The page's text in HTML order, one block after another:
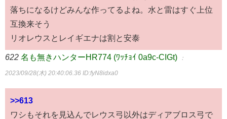
落ちになるけどみんな作ってるよね。水と雷はすぐ上位
互換来そう
リオレウスとレイギエナは割と安泰
622 名も無きハンターHR774 (ﾜｯﾁｮｲ 0a9c-CIGt) ：
2023/09/28(木) 20:40:06.36 ID:fyN8idxa0
>>613
ワシもそれを見込んでレウス弓以外はディアブロス弓で